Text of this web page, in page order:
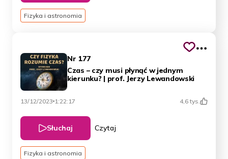
Fizyka i astronomia
Nr 177
Czas – czy musi płynąć w jednym
kierunku? | prof. Jerzy Lewandowski
13/12/2023 1:22:17 4,6 tys.
Słuchaj Czytaj
Fizyka i astronomia